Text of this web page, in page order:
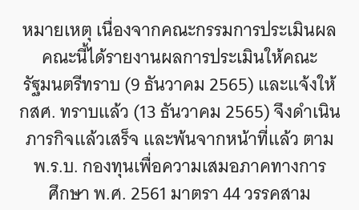
หมายเหตุ เนื่องจากคณะกรรมการประเมินผล
คณะนี้ได้รายงานผลการประเมินให้คณะ
รัฐมนตรีทราบ (9 ธันวาคม 2565) และแจ้งให้
กสศ. ทราบแล้ว (13 ธันวาคม 2565) จึงดำเนิน
ภารกิจแล้วเสร็จ และพ้นจากหน้าที่แล้ว ตาม
พ.ร.บ. กองทุนเพื่อความเสมอภาคทางการ
ศึกษา พ.ศ. 2561 มาตรา 44 วรรคสาม